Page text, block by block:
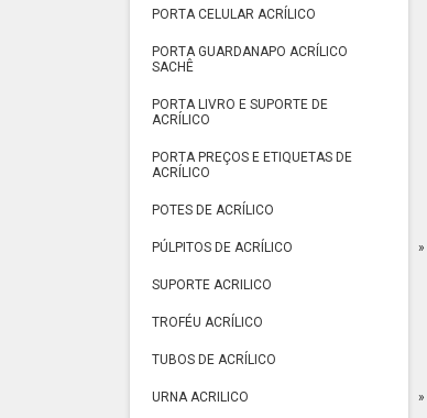
PORTA CELULAR ACRÍLICO
PORTA GUARDANAPO ACRÍLICO
SACHÊ
PORTA LIVRO E SUPORTE DE
ACRÍLICO
PORTA PREÇOS E ETIQUETAS DE
ACRÍLICO
POTES DE ACRÍLICO
PÚLPITOS DE ACRÍLICO
SUPORTE ACRILICO
TROFÉU ACRÍLICO
TUBOS DE ACRÍLICO
URNA ACRILICO